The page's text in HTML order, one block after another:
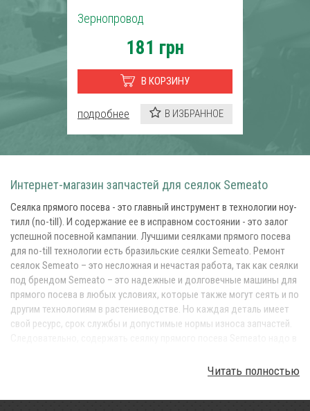
Зернопровод
181 грн
В КОРЗИНУ
подробнее В ИЗБРАННОЕ
Интернет-магазин запчастей для сеялок Semeato
Сеялка прямого посева - это главный инструмент в технологии ноу-
тилл (no-till). И содержание ее в исправном состоянии - это залог
успешной посевной кампании. Лучшими сеялками прямого посева
для no-till технологии есть бразильские сеялки Semeato. Ремонт
сеялок Semeato – это несложная и нечастая работа, так как сеялки
под брендом Semeato – это надежные и долговечные машины для
прямого посева в любых условиях, которые также могут сеять и по
другим технологиям в растениеводстве. Но каждая деталь имеет
свой ресурс, срок службы и допустимые нормы износа запчастей.
операцию в технологии Ноу-тилл – прямой посев. Для этого у вас
Читать полностью